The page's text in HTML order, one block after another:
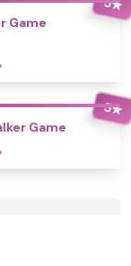
★
Game
5★
Game